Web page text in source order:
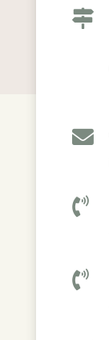



